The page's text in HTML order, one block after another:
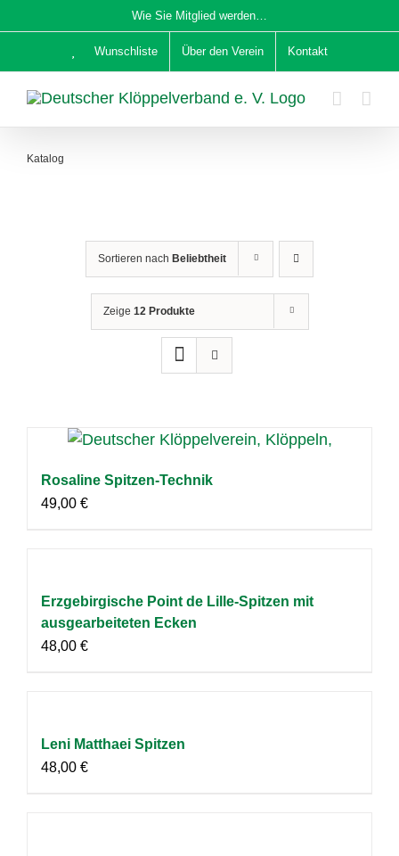
Inhalt
Wie Sie Mitglied werden…
Wunschliste Über den Verein Kontakt
Katalog
Sortieren nach Beliebtheit
Zeige 12 Produkte
Rosaline Spitzen-Technik
49,00 €
Erzgebirgische Point de Lille-Spitzen mit
ausgearbeiteten Ecken
48,00 €
Leni Matthaei Spitzen
48,00 €